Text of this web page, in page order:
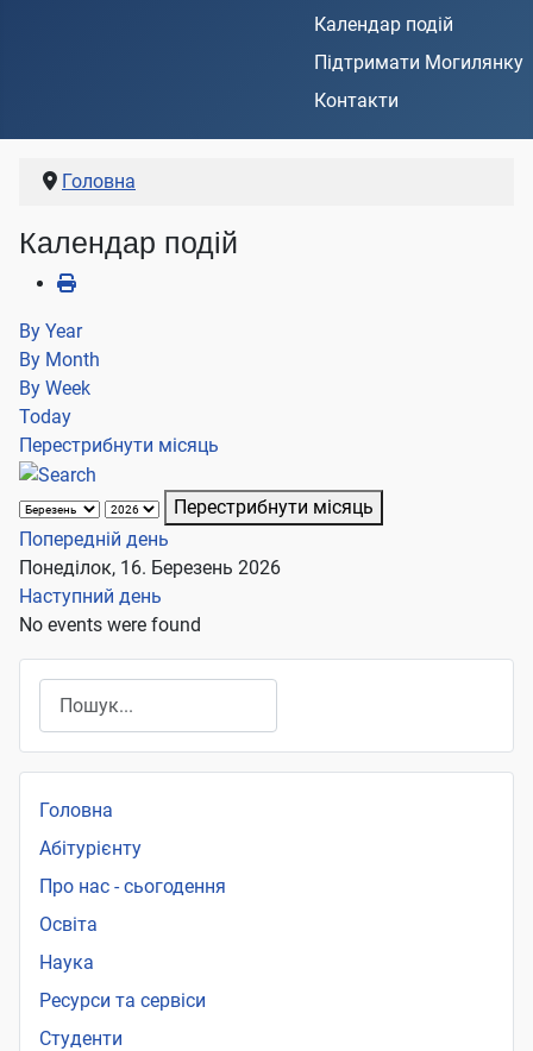
Календар подій
Підтримати Могилянку
Контакти
Головна
Календар подій
By Year
By Month
By Week
Today
Перестрибнути місяць
Перестрибнути місяць
Попередній день
Понеділок, 16. Березень 2026
Наступний день
No events were found
Головна
Абітурієнту
Про нас - сьогодення
Освіта
Наука
Ресурси та сервіси
Студенти